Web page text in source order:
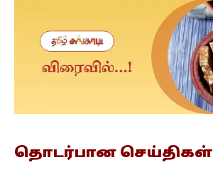
தொடர்பான செய்திகள்